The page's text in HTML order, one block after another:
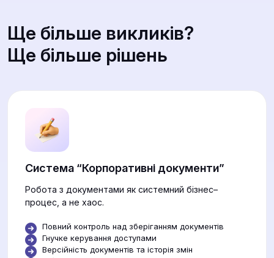
Ще більше викликів?
Ще більше рішень
Система “Корпоративні документи”
Робота з документами як системний бізнес–
процес, а не хаос.
Повний контроль над зберіганням документів
Гнучке керування доступами
Версійність документів та історія змін